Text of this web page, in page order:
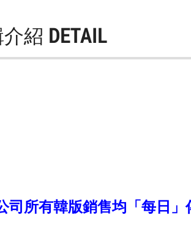
紹 DETAIL
司所有韓版銷售均「每日